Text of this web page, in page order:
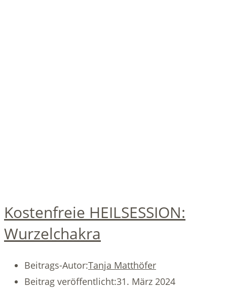
Kostenfreie HEILSESSION:
Wurzelchakra
Beitrags-Autor:Tanja Matthöfer
Beitrag veröffentlicht:31. März 2024